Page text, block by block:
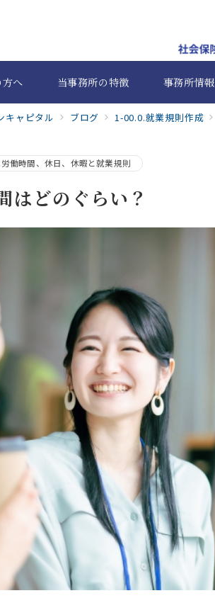
へ 当事務所の特徴 事務所情報
キャピタル ブログ 1-00.0.就業規則作成
労働時間、休日、休暇と就業規則
はどのぐらい？